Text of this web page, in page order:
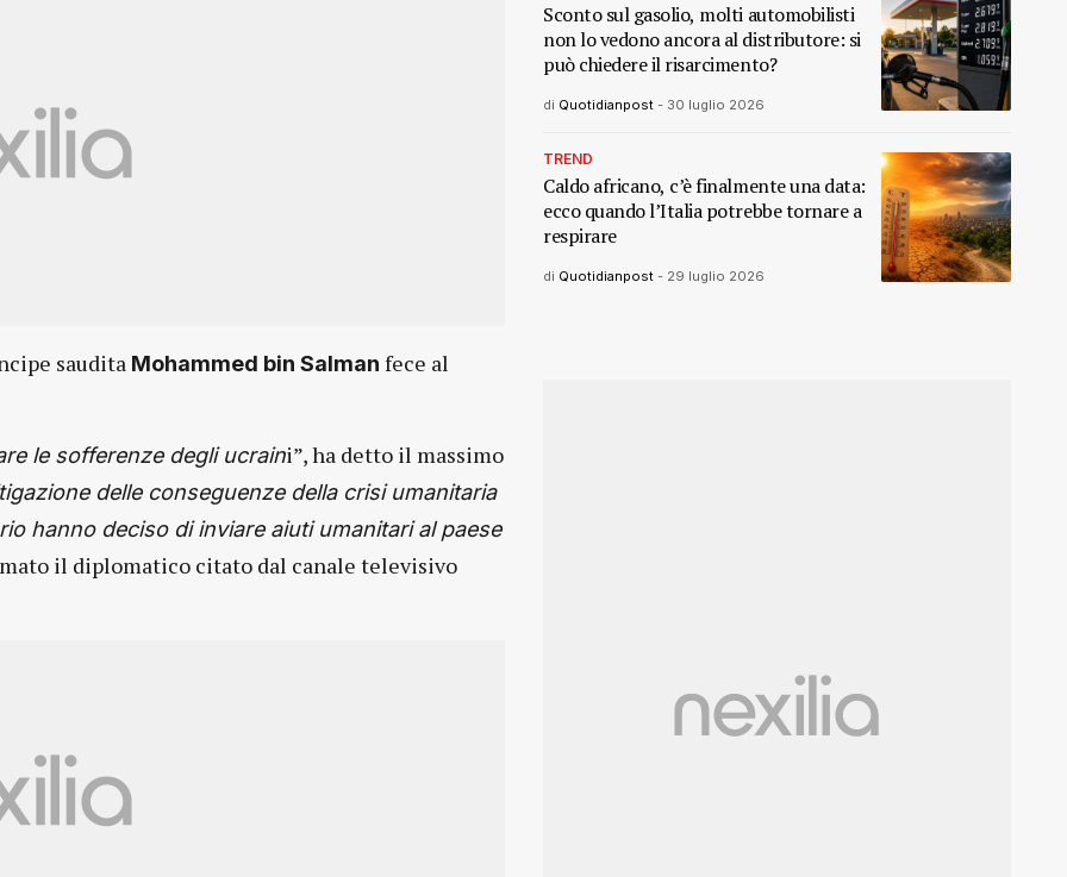
saudita Mohammed bin Salman fece al
le sofferenze degli ucraini”, ha detto il massimo
delle conseguenze della crisi umanitaria
hanno deciso di inviare aiuti umanitari al paese
il diplomatico citato dal canale televisivo
Sconto sul gasolio, molti automobilisti
non lo vedono ancora al distributore: si
può chiedere il risarcimento?
di Quotidianpost - 30 luglio 2026
TREND
Caldo africano, c’è finalmente una data:
ecco quando l’Italia potrebbe tornare a
respirare
di Quotidianpost - 29 luglio 2026